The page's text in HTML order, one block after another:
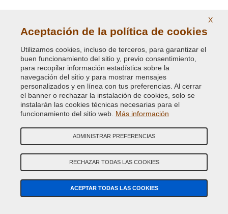
Dirección:
E-COMIT srl, Via Giuseppe Di Vittorio, 93-95 - Z.I. Terrafino -
(+39) 0571.530262
Fax:(+39) 0571.534056
Email: info@vernicispray.com
IT06818930486
X
Aceptación de la política de cookies
Utilizamos cookies, incluso de terceros, para garantizar el
buen funcionamiento del sitio y, previo consentimiento,
para recopilar información estadística sobre la
navegación del sitio y para mostrar mensajes
personalizados y en línea con tus preferencias. Al cerrar
el banner o rechazar la instalación de cookies, solo se
instalarán las cookies técnicas necesarias para el
funcionamiento del sitio web. Más información
ADMINISTRAR PREFERENCIAS
RECHAZAR TODAS LAS COOKIES
ACEPTAR TODAS LAS COOKIES